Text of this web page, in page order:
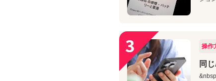
操作
同